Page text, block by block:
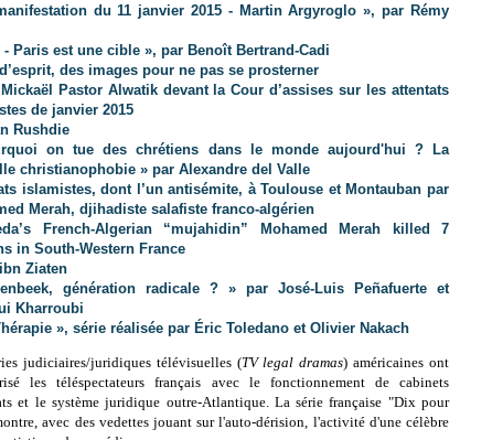
du 11 janvier 2015 - Martin Argyroglo », par Rémy
- Paris est une cible », par Benoît Bertrand-Cadi
des images pour ne pas se prosterner
Mickaël Pastor Alwatik devant la Cour d’assises sur les attentats
de janvier 2015
Rushdie
on tue des chrétiens dans le monde aujourd'hui ? La
christianophobie » par Alexandre del Valle
islamistes, dont l’un antisémite, à Toulouse et Montauban par
Merah, djihadiste salafiste franco-algérien
French-Algerian “mujahidin” Mohamed Merah killed 7
in South-Western France
Ziaten
génération radicale ? » par José-Luis Peñafuerte et
Kharroubi
», série réalisée par Éric Toledano et Olivier Nakach
judiciaires/juridiques télévisuelles (TV legal dramas) américaines ont
les téléspectateurs français avec le fonctionnement de cabinets
et le système juridique outre-Atlantique. La série française "Dix pour
avec des vedettes jouant sur l'auto-dérision, l'activité d'une célèbre